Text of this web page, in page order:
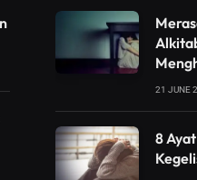
21 JUNE
8